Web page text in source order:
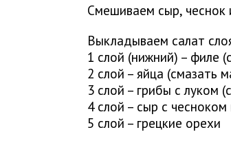
Смешиваем сыр, чеснок
Выкладываем салат
1 слой (нижний) – филе
2 слой – яйца (смазать
3 слой – грибы с луком
4 слой – сыр с
5 слой – грецкие орехи